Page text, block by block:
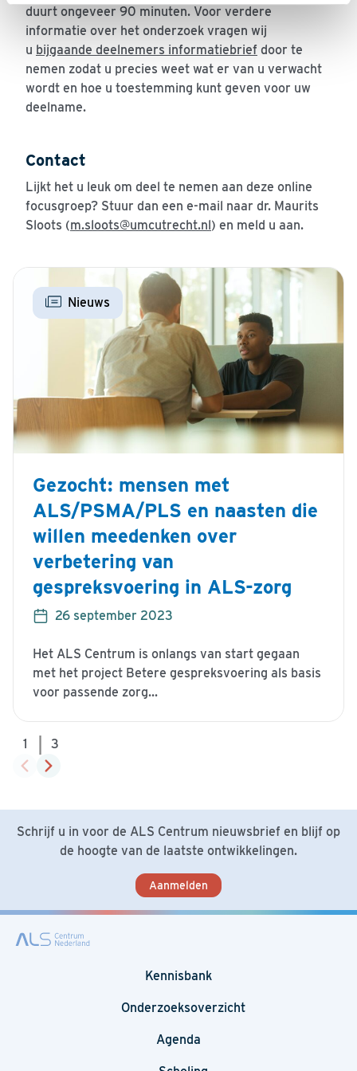
duurt ongeveer 90 minuten. Voor verdere
informatie over het onderzoek vragen wij
u bijgaande deelnemers informatiebrief door te
nemen zodat u precies weet wat er van u verwacht
wordt en hoe u toestemming kunt geven voor uw
deelname.
Contact
Lijkt het u leuk om deel te nemen aan deze online
focusgroep? Stuur dan een e-mail naar dr. Maurits
Sloots (m.sloots@umcutrecht.nl) en meld u aan.
Nieuws
Gezocht: mensen met
ALS/PSMA/PLS en naasten die
willen meedenken over
verbetering van
gespreksvoering in ALS-zorg
26 september 2023
Het ALS Centrum is onlangs van start gegaan
met het project Betere gespreksvoering als basis
voor passende zorg...
1 3
Schrijf u in voor de ALS Centrum nieuwsbrief en blijf op
de hoogte van de laatste ontwikkelingen.
Aanmelden
Kennisbank
Onderzoeksoverzicht
Agenda